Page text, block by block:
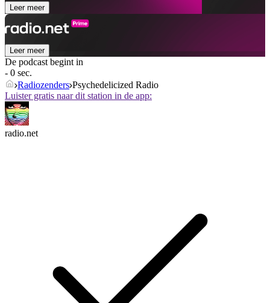
Leer meer
Leer meer
De podcast begint in
- 0 sec.
Radiozenders Psychedelicized Radio
Luister gratis naar dit station in de app:
radio.net